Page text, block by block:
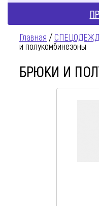
Главная /
и полукомбинезоны
БРЮКИ И